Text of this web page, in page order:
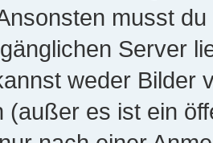
musst
Server
weder Bilder
(außer es ist ein